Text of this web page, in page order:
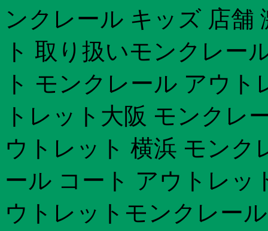
ンクレール キッズ 店舗
ト 取り扱いモンクレー
ト モンクレール アウ
トレット大阪 モンクレ
ウトレット 横浜 モンク
ール コート アウトレッ
ウトレットモンクレー